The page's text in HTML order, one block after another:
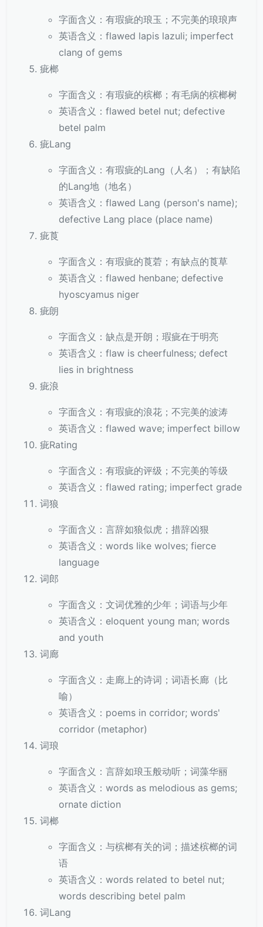
字面含义：有瑕疵的琅玉；不完美的琅琅声
英语含义：flawed lapis lazuli; imperfect
clang of gems
疵榔
字面含义：有瑕疵的槟榔；有毛病的槟榔树
英语含义：flawed betel nut; defective
betel palm
疵Lang
字面含义：有瑕疵的Lang（人名）；有缺陷
的Lang地（地名）
英语含义：flawed Lang (person's name);
defective Lang place (place name)
疵莨
字面含义：有瑕疵的莨菪；有缺点的莨草
英语含义：flawed henbane; defective
hyoscyamus niger
疵朗
字面含义：缺点是开朗；瑕疵在于明亮
英语含义：flaw is cheerfulness; defect
lies in brightness
疵浪
字面含义：有瑕疵的浪花；不完美的波涛
英语含义：flawed wave; imperfect billow
疵Rating
字面含义：有瑕疵的评级；不完美的等级
英语含义：flawed rating; imperfect grade
词狼
字面含义：言辞如狼似虎；措辞凶狠
英语含义：words like wolves; fierce
language
词郎
字面含义：文词优雅的少年；词语与少年
英语含义：eloquent young man; words
and youth
词廊
字面含义：走廊上的诗词；词语长廊（比
喻）
英语含义：poems in corridor; words'
corridor (metaphor)
词琅
字面含义：言辞如琅玉般动听；词藻华丽
英语含义：words as melodious as gems;
ornate diction
词榔
字面含义：与槟榔有关的词；描述槟榔的词
语
英语含义：words related to betel nut;
words describing betel palm
词Lang